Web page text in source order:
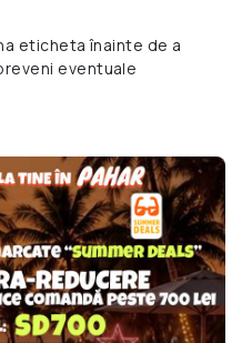
eticheta înainte de a
eventuale